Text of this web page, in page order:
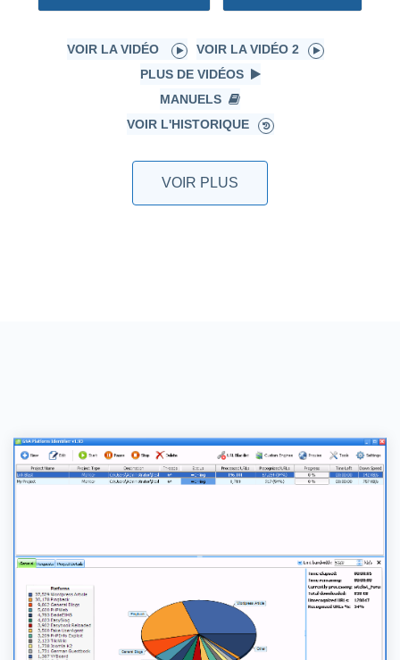
VOIR LA VIDÉO
VOIR LA VIDÉO 2
PLUS DE VIDÉOS
MANUELS
VOIR L'HISTORIQUE
VOIR PLUS